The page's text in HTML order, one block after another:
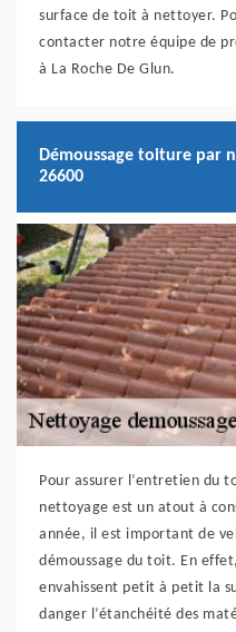
surface de toit à nettoyer.
contacter notre équipe de
à La Roche De Glun.
Démoussage toiture par
26600
Pour assurer l’entretien du
nettoyage est un atout à
année, il est important de
démoussage du toit. En
envahissent petit à petit la
danger l’étanchéité des